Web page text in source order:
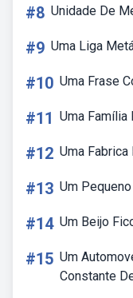
#8 Unidade De
#9 Uma Liga
#10 Uma Frase
#11 Uma
#12 Uma
#13 Um
#14 Um Beijo
#15 Um
Constante